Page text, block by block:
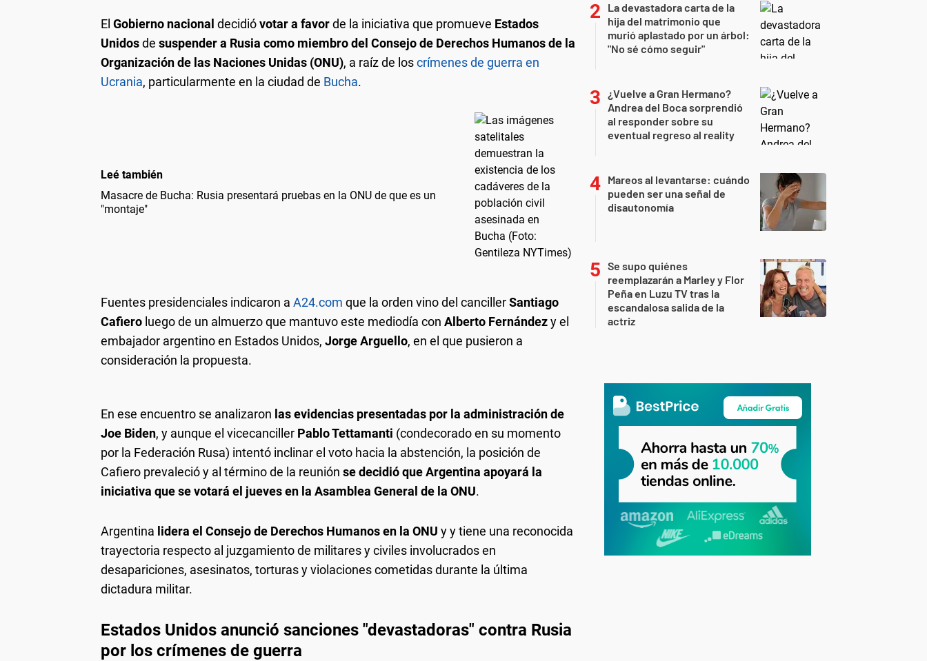
El Gobierno nacional decidióvotar a favorde la iniciativa que promueve Estados
Unidosde suspender a Rusia como miembro del Consejo de Derechos Humanos de la
Organización de las Naciones Unidas (ONU), a raíz de loscrímenes de guerra en
Ucrania, particularmente en la ciudad de Bucha.
Leé también
Masacre de Bucha: Rusia presentará pruebas en la ONU de que es un
"montaje"
Fuentes presidenciales indicaron a A24.com que la orden vino del cancillerSantiago
Cafiero luego de un almuerzo que mantuvo este mediodía con Alberto Fernándezy el
embajador argentino en Estados Unidos, Jorge Arguello, en el que pusieron a
consideración la propuesta.
En ese encuentro se analizaron las evidencias presentadas por la administración de
Joe Biden, y aunque el vicecanciller Pablo Tettamanti (condecorado en su momento
por la Federación Rusa) intentó inclinar el voto hacia la abstención, la posición de
Cafiero prevaleció y al término de la reunión se decidió que Argentina apoyará la
iniciativa que se votará el jueves en la Asamblea General de la ONU.
Argentina lidera el Consejo de Derechos Humanos en la ONU y y tiene una reconocida
trayectoria respecto al juzgamiento de militares y civiles involucrados en
desapariciones, asesinatos, torturas y violaciones cometidas durante la última
dictadura militar.
Estados Unidos anunció sanciones "devastadoras" contra Rusia
por los crímenes de guerra
La devastadora carta de la
hija del matrimonio que
murió aplastado por un árbol:
"No sé cómo seguir"
¿Vuelve a Gran Hermano?
Andrea del Boca sorprendió
al responder sobre su
eventual regreso al reality
Mareos al levantarse: cuándo
pueden ser una señal de
disautonomía
Se supo quiénes
reemplazarán a Marley y Flor
Peña en Luzu TV tras la
escandalosa salida de la
actriz